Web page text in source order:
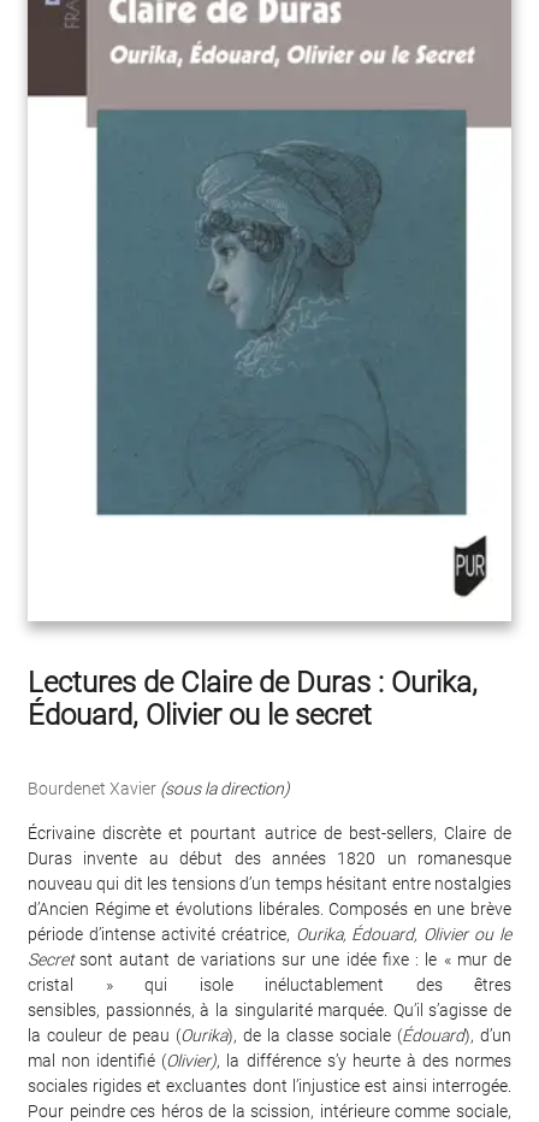
Lectures de Claire de Duras : Ourika,
Édouard, Olivier ou le secret
Bourdenet Xavier (sous la direction)
Écrivaine discrète et pourtant autrice de best-sellers, Claire de
Duras invente au début des années 1820 un romanesque
nouveau qui dit les tensions d’un temps hésitant entre nostalgies
d’Ancien Régime et évolutions libérales. Composés en une brève
période d’intense activité créatrice, Ourika, Édouard, Olivier ou le
Secretsont autant de variations sur une idée fixe : le « mur de
cristal » qui isole inéluctablement des êtres
sensibles, passionnés, à la singularité marquée. Qu’il s’agisse de
la couleur de peau (Ourika), de la classe sociale (Édouard), d’un
mal non identifié (Olivier), la différence s’y heurte à des normes
sociales rigides et excluantes dont l’injustice est ainsi interrogée.
Pour peindre ces héros de la scission, intérieure comme sociale,